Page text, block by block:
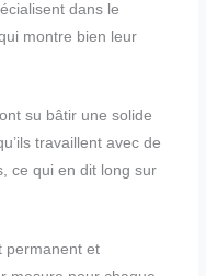
dans le
montre bien leur
su bâtir une solide
travaillent avec de
ce qui en dit long sur
permanent et